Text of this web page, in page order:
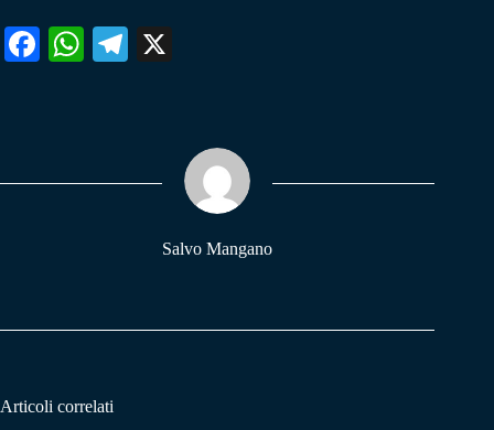
Fa W
pp
Te
m
Salvo Mangano
Articoli correlati